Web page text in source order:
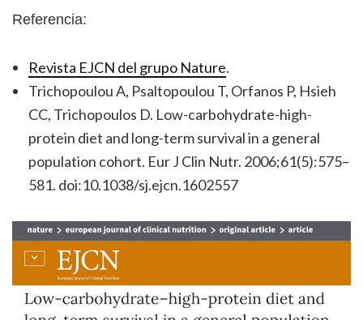
Referencia:
Revista EJCN del grupo Nature.
Trichopoulou A, Psaltopoulou T, Orfanos P, Hsieh
CC, Trichopoulos D. Low-carbohydrate-high-
protein diet and long-term survival in a general
population cohort. Eur J Clin Nutr. 2006;61(5):575–
581. doi:10.1038/sj.ejcn.1602557